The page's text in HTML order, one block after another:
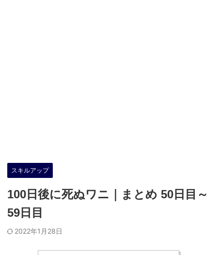
スキルアップ
100日後に死ぬワニ｜まとめ 50日目～
59日目
2022年1月28日